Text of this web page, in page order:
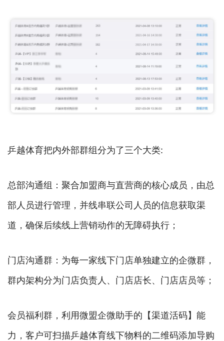
乒越体育把内外部群组分为了三个大类:
总部沟通组：聚合加盟商与直营商的核心成员，由总
部人员进行管理，并线串联公司人员的信息获取渠
道，确保后续线上营销动作的无障碍执行；
门店沟通群：为每一家线下门店单独建立的企微群，
群内架构分为门店负责人、门店店长、门店店员等；
会员福利群，利用微盟企微助手的【渠道活码】能
力，客户可扫描乒越体育线下物料的二维码添加导购